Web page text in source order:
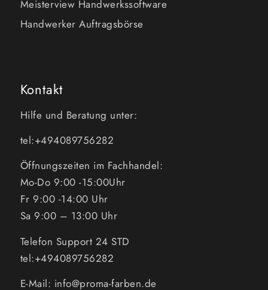
Meisterview Handwerkssoftware
Handwerker Auftragsbörse
Kontakt
Hilfe und Beratung unter:
tel:+494089756282
Öffnungszeiten im Fachhandel:
Mo-Do 9:00 -15:00Uhr
Fr 9:00 -14:00 Uhr
Sa 9:00 – 13:00 Uhr
Telefon Support 24 STD
tel:+494089756282
E-Mail: info@proma-farben.de